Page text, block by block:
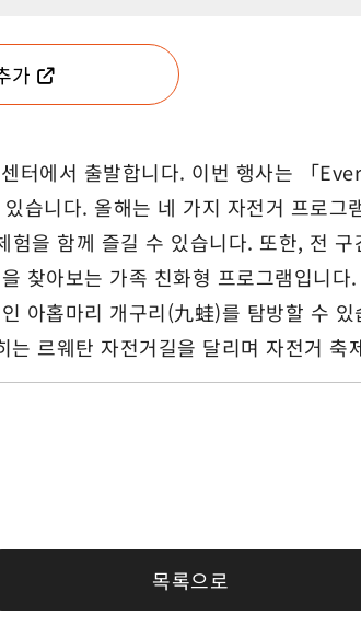
가
터에서 출발합니다. 이번 행사는 「
습니다. 올해는 네 가지 자전거 프로그
을 함께 즐길 수 있습니다. 또한, 전
찾아보는 가족 친화형 프로그램입니
아홉마리 개구리(九蛙)를 탐방할 수
르웨탄 자전거길을 달리며 자전거 축
목록으로